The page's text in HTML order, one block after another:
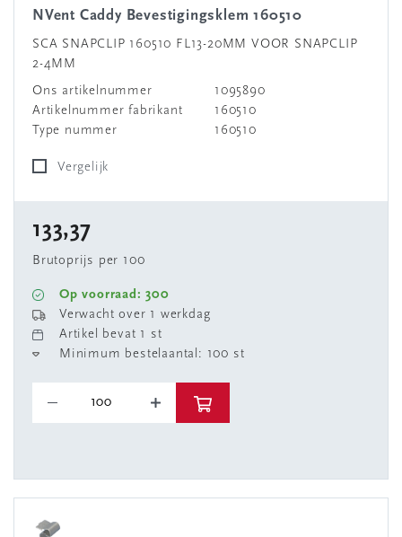
nVent Caddy Bevestigingsklem 160510
SCA SNAPCLIP 160510 FL13-20MM VOOR SNAPCLIP
2-4MM
Ons artikelnummer
1095890
Artikelnummer fabrikant
160510
Type nummer
160510
Vergelijk
133,37
Brutoprijs per 100
Op voorraad: 300
Verwacht over 1 werkdag
Artikel bevat 1 st
Minimum bestelaantal: 100 st